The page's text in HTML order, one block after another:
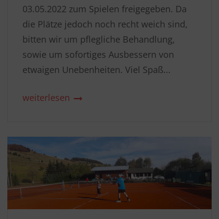
03.05.2022 zum Spielen freigegeben. Da
die Plätze jedoch noch recht weich sind,
bitten wir um pflegliche Behandlung,
sowie um sofortiges Ausbessern von
etwaigen Unebenheiten. Viel Spaß...
weiterlesen